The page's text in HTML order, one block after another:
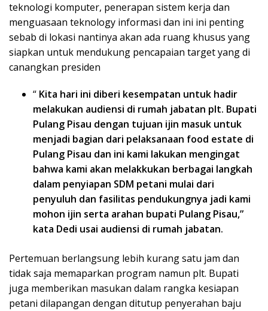
teknologi komputer, penerapan sistem kerja dan
menguasaan teknology informasi dan ini ini penting
sebab di lokasi nantinya akan ada ruang khusus yang
siapkan untuk mendukung pencapaian target yang di
canangkan presiden
“ Kita hari ini diberi kesempatan untuk hadir
melakukan audiensi di rumah jabatan plt. Bupati
Pulang Pisau dengan tujuan ijin masuk untuk
menjadi bagian dari pelaksanaan food estate di
Pulang Pisau dan ini kami lakukan mengingat
bahwa kami akan melakkukan berbagai langkah
dalam penyiapan SDM petani mulai dari
penyuluh dan fasilitas pendukungnya jadi kami
mohon ijin serta arahan bupati Pulang Pisau,”
kata Dedi usai audiensi di rumah jabatan.
Pertemuan berlangsung lebih kurang satu jam dan
tidak saja memaparkan program namun plt. Bupati
juga memberikan masukan dalam rangka kesiapan
petani dilapangan dengan ditutup penyerahan baju